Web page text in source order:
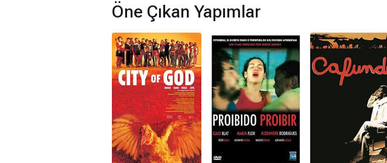
Öne Çıkan Yapımlar